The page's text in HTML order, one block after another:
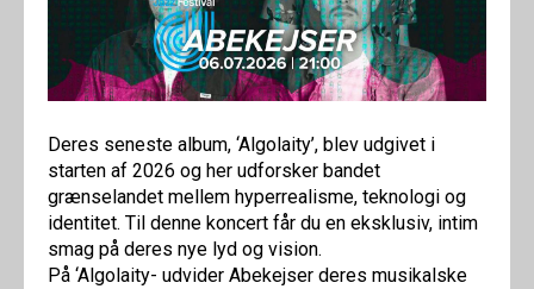
Deres seneste album, ‘Algolaity’, blev udgivet i
starten af 2026 og her udforsker bandet
grænselandet mellem hyperrealisme, teknologi og
identitet. Til denne koncert får du en eksklusiv, intim
smag på deres nye lyd og vision.
På ‘Algolaity- udvider Abekejser deres musikalske